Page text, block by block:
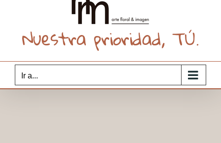
Nuestra prioridad, TÚ.
Ir a...